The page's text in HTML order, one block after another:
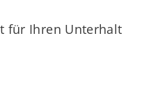
für Ihren Unterhalt